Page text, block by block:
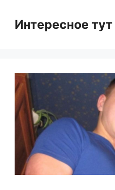
contentИнтересное тут